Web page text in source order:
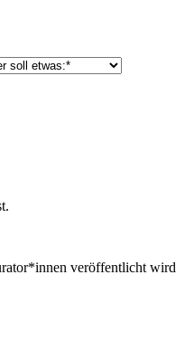
veröffentlicht wird